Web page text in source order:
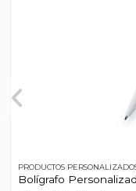
PRODUCTOS
Bolígrafo